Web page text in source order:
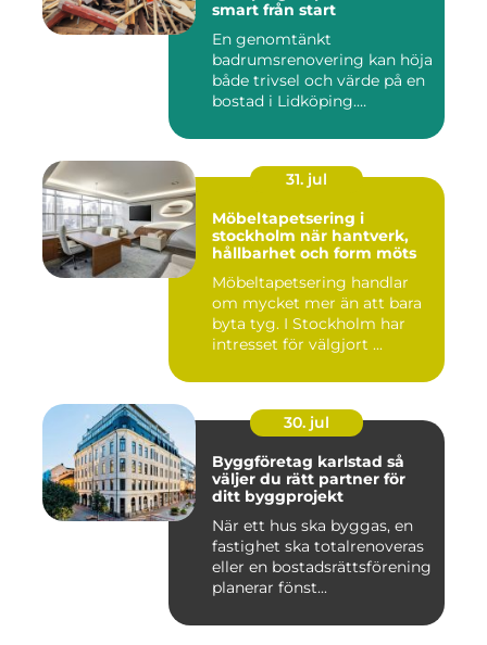
smart från start
En genomtänkt
badrumsrenovering kan höja
både trivsel och värde på en
bostad i Lidköping.
31. jul
Möbeltapetsering i
stockholm när hantverk,
hållbarhet och form möts
Möbeltapetsering handlar
om mycket mer än att bara
byta tyg. I Stockholm har
intresset för välgjort ...
30. jul
Byggföretag karlstad så
väljer du rätt partner för
ditt byggprojekt
När ett hus ska byggas, en
fastighet ska totalrenoveras
eller en bostadsrättsförening
planerar fönst...